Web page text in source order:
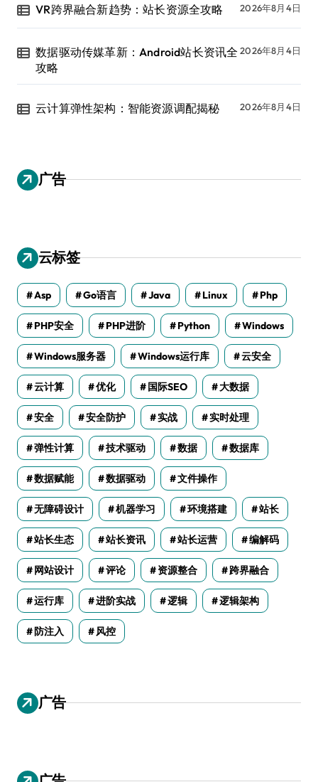
VR跨界融合新趋势：站长资源全攻略 2026年8月4日
数据驱动传媒革新：Android站长资讯全
攻略
2026年8月4日
云计算弹性架构：智能资源调配揭秘 2026年8月4日
广告
云标签
Asp Go语言 Java Linux Php
PHP安全 PHP进阶 Python Windows
Windows服务器 Windows运行库 云安全
云计算 优化 国际SEO 大数据
安全 安全防护 实战 实时处理
弹性计算 技术驱动 数据 数据库
数据赋能 数据驱动 文件操作
无障碍设计 机器学习 环境搭建 站长
站长生态 站长资讯 站长运营 编解码
网站设计 评论 资源整合 跨界融合
运行库 进阶实战 逻辑 逻辑架构
防注入 风控
广告